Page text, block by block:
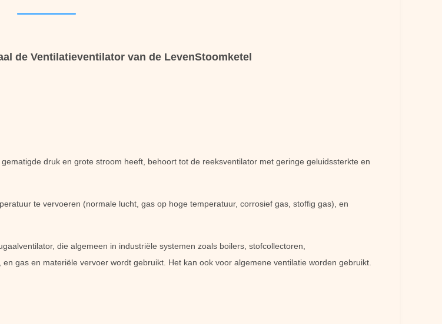
de Ventilatieventilator van de LevenStoomketel
gematigde druk en grote stroom heeft, behoort tot de reeksventilator met geringe geluidssterkte en
te vervoeren (normale lucht, gas op hoge temperatuur, corrosief gas, stoffig gas), en
die algemeen in industriële systemen zoals boilers, stofcollectoren,
gas en materiële vervoer wordt gebruikt. Het kan ook voor algemene ventilatie worden gebruikt.